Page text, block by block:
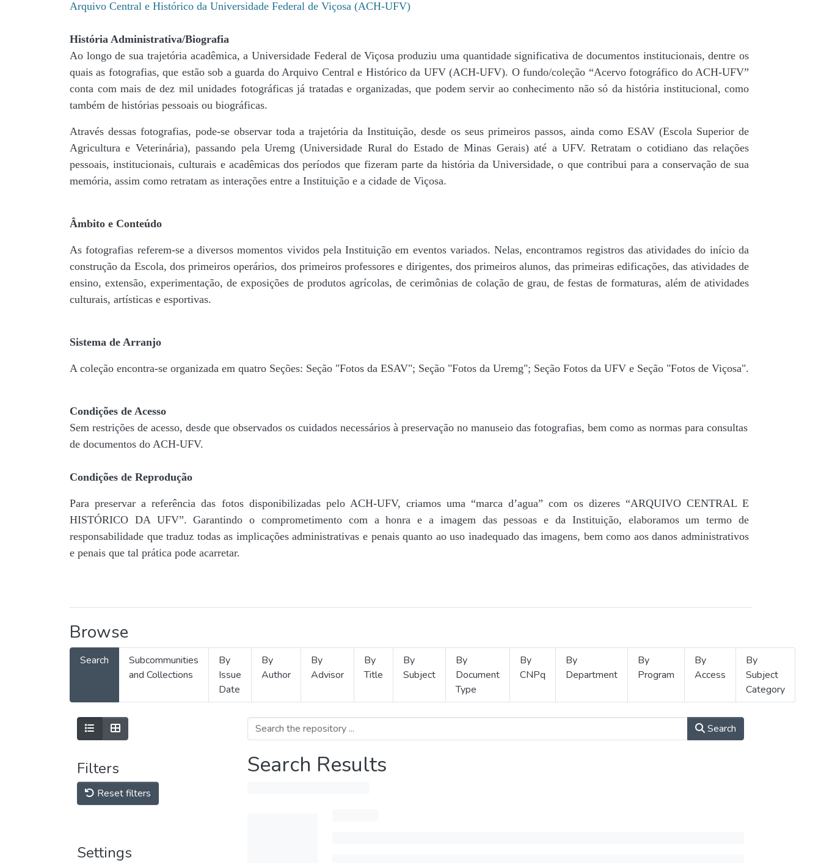
Arquivo Central e Histórico da Universidade Federal de Viçosa (ACH-UFV)
História Administrativa/Biografia
Ao longo de sua trajetória acadêmica, a Universidade Federal de Viçosa produziu uma quantidade significativa de documentos institucionais, dentre os
quais as fotografias, que estão sob a guarda do Arquivo Central e Histórico da UFV (ACH-UFV). O fundo/coleção “Acervo fotográfico do ACH-UFV”
conta com mais de dez mil unidades fotográficas já tratadas e organizadas, que podem servir ao conhecimento não só da história institucional, como
também de histórias pessoais ou biográficas.
Através dessas fotografias, pode-se observar toda a trajetória da Instituição, desde os seus primeiros passos, ainda como ESAV (Escola Superior de
Agricultura e Veterinária), passando pela Uremg (Universidade Rural do Estado de Minas Gerais) até a UFV. Retratam o cotidiano das relações
pessoais, institucionais, culturais e acadêmicas dos períodos que fizeram parte da história da Universidade, o que contribui para a conservação de sua
memória, assim como retratam as interações entre a Instituição e a cidade de Viçosa.
Âmbito e Conteúdo
As fotografias referem-se a diversos momentos vividos pela Instituição em eventos variados. Nelas, encontramos registros das atividades do início da
construção da Escola, dos primeiros operários, dos primeiros professores e dirigentes, ​dos primeiros alunos, das primeiras edificações, das atividades de
ensino, extensão, experimentação, de exposições de produtos agrícolas, de cerimônias de colação de grau, de festas de formaturas, além de atividades
culturais, artísticas e esportivas.
Sistema de Arranjo
A coleção encontra-se organizada em quatro Seções: Seção "Fotos da ESAV"; Seção "Fotos da Uremg"; Seção Fotos da UFV e Seção "Fotos de Viçosa".
Condições de Acesso
Sem restrições de acesso, desde que observados os cuidados necessários à preservação no manuseio das fotografias, bem como as normas para consultas
de documentos do ACH-UFV.
Condições de Reprodução
Para preservar a referência das fotos disponibilizadas pelo ACH-UFV, criamos uma “marca d’agua” com os dizeres “ARQUIVO CENTRAL E
HISTÓRICO DA UFV”. Garantindo o comprometimento com a honra e a imagem das pessoas e da Instituição, elaboramos um termo de
responsabilidade que traduz todas as implicações administrativas e penais quanto ao uso inadequado das imagens, bem como aos danos administrativos
e penais que tal prática pode acarretar.
Browse
Search
Subcommunities
and Collections
By
Issue
Date
By
Author
By
Advisor
By
Title
By
Subject
By
Document
Type
By
CNPq
By
Department
By
Program
By
Access
By
Subject
Category
Filters
Reset filters
Settings
Search
Search Results